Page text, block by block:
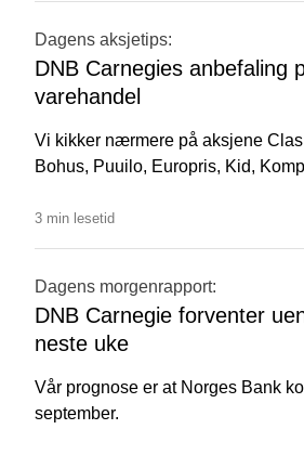
Dagens aksjetips:
DNB Carnegies anbefaling
varehandel
Vi kikker nærmere på aksjene
Bohus, Puuilo, Europris, Kid,
3 min lesetid
Dagens morgenrapport:
DNB Carnegie forventer
neste uke
Vår prognose er at Norges Bank
september.